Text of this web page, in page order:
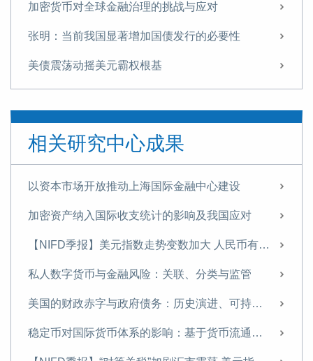
加密货币对全球金融治理的挑战与应对
张明：当前我国显著增加国债发行的必要性
美债震荡动摇美元霸权根基
全球数字经济发展指数报告（TIMG 2024）出版
数字货币对国际金融体系的重构
《中国金融》｜中国国际收支变化与展望
名义GDP增速有望在2025年企稳反弹
相关研究中心成果
以资本市场开放推动上海国际金融中心建设
加密资产纳入国际收支统计的影响及我国应对
【NIFD季报】美元指数走势变数加大 人民币有望温和升值——2025年年度人民币汇率分析报告
私人数字货币与金融风险：关联、分类与监管
美国的财政赤字与政府债务：历史演进、可持续性与中国应对
稳定币对国际货币体系的影响：基于货币流通域的分析